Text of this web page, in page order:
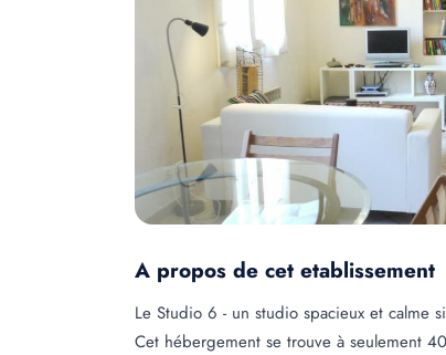
A propos de cet etablissement
Le Studio 6 - un studio spacieux et calme
Cet hébergement se trouve à seulement